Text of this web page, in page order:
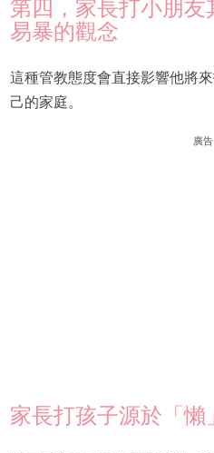
第四，家長打小朋
易暴的觀念
這種管教態度會直接影響他將
己的家庭。
廣告
家長打孩子源於「懶」